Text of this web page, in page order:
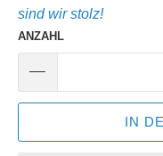
sind wir stolz!
ANZAHL
IN